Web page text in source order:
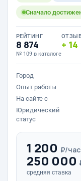
Сначало
РЕЙТИНГ
8 874
№ 109 в каталоге
14
Город
Опыт работы
На сайте с
Юридический
статус
1 200 ₽/час
250 000
средняя ставка